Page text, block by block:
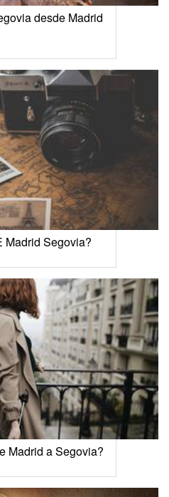
desde Madrid
Madrid Segovia?
Madrid a Segovia?